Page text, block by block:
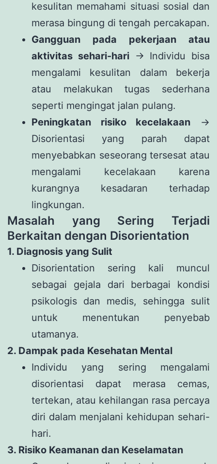
kesulitan memahami situasi sosial dan
merasa bingung di tengah percakapan.
Gangguan pada pekerjaan atau
aktivitas sehari-hari→ Individu bisa
mengalami kesulitan dalam bekerja
atau melakukan tugas sederhana
seperti mengingat jalan pulang.
Peningkatan risiko kecelakaan →
Disorientasi yang parah dapat
menyebabkan seseorang tersesat atau
mengalami kecelakaan karena
kurangnya kesadaran terhadap
lingkungan.
Masalah yang Sering Terjadi
Berkaitan dengan Disorientation
1. Diagnosis yang Sulit
Disorientation sering kali muncul
sebagai gejala dari berbagai kondisi
psikologis dan medis, sehingga sulit
untuk menentukan penyebab
utamanya.
2. Dampak pada Kesehatan Mental
Individu yang sering mengalami
disorientasi dapat merasa cemas,
tertekan, atau kehilangan rasa percaya
diri dalam menjalani kehidupan sehari-
hari.
3. Risiko Keamanan dan Keselamatan